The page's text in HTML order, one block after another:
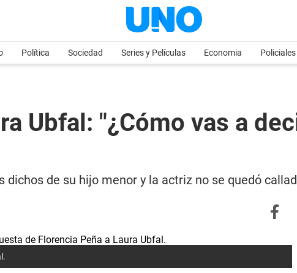
Política Sociedad Series y Películas Economia Policiales
Ubfal: "¿Cómo vas a
de su hijo menor y la actriz no se quedó